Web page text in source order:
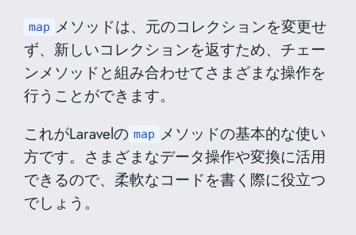
map メソッドは、元のコレクションを変更せ
ず、新しいコレクションを返すため、チェー
ンメソッドと組み合わせてさまざまな操作を
行うことができます。
これがLaravelの map メソッドの基本的な使い
方です。さまざまなデータ操作や変換に活用
できるので、柔軟なコードを書く際に役立つ
でしょう。